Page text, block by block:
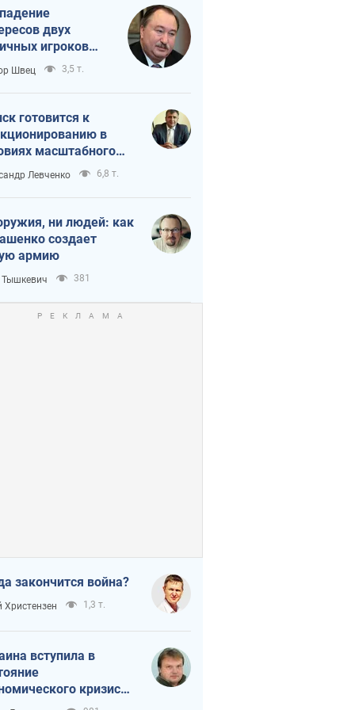
двух
игроков
тайный план
и Путина?
Швец 3,5 т.
готовится к
в
масштабного
кризиса
Левченко 6,8 т.
ни людей: как
создает
армию
Тышкевич 381
закончится война?
Христензен 1,3 т.
вступила в
кризиса.
ли свет в конце